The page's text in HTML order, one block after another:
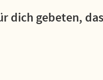
dich gebeten,